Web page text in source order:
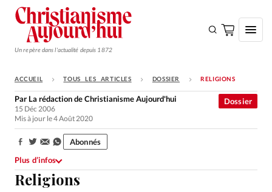
Un repère dans l'actualité depuis 1872
S'ABONNER
Monde
Opinions
Tous les articles
ACCUEIL TOUS LES ARTICLES DOSSIER RELIGIONS
Religions
Dossier
Par La rédaction de Christianisme Aujourd'hui
15 Déc 2006
Mis à jour le 4 Août 2020
Partager:
Abonnés
Plus d’infos